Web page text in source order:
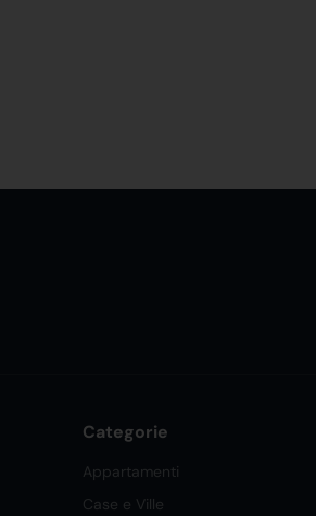
Categorie
Appartamenti
Case e Ville